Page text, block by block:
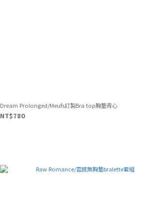
Dream Prolonged/Meufs訂製Bra top胸墊背心
NT$780